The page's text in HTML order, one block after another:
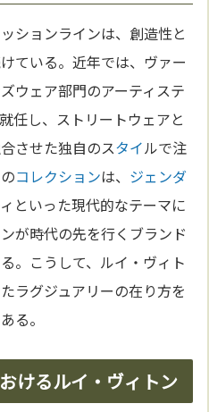
ションラインは、創造性と
ている。近年では、ヴァー
ウェア部門のアーティステ
任し、ストリートウェアと
させた独自のスタイルで注
コレクションは、 ジェンダ
といった現代的なテーマに
が時代の先を行くブランド
。こうして、ルイ・ヴィト
ラグジュアリーの在り方を
る。
けるルイ・ヴィトン